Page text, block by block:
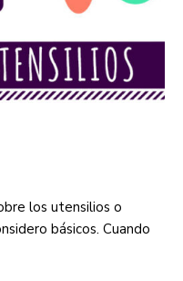
los utensilios o
básicos. Cuando